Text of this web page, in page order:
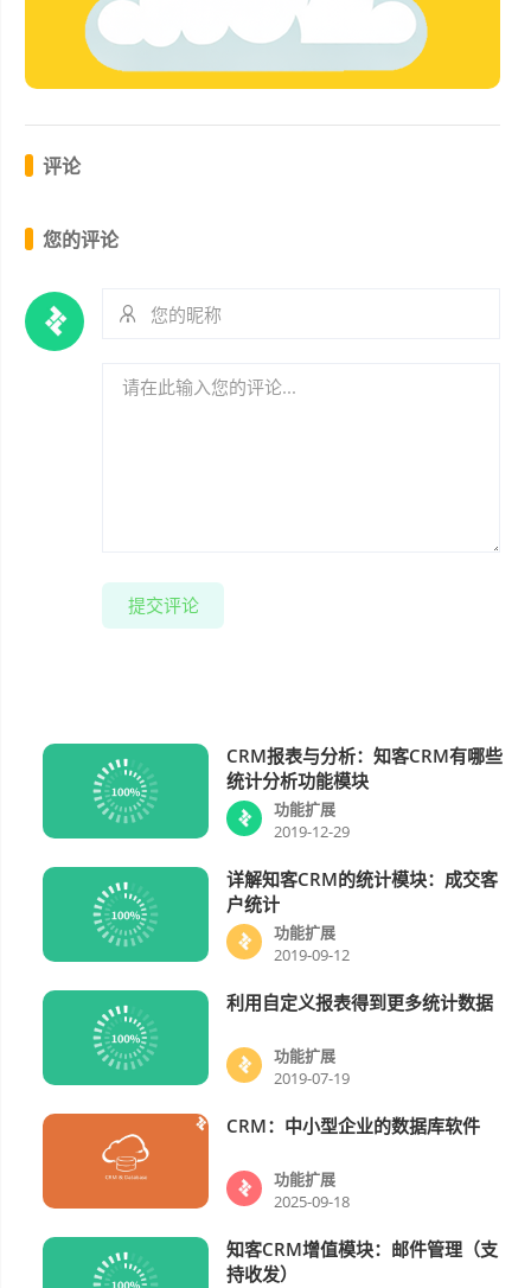
评论
您的评论
提交评论
CRM报表与分析：知客CRM有哪些
统计分析功能模块
功能扩展
2019-12-29
详解知客CRM的统计模块：成交客
户统计
功能扩展
2019-09-12
利用自定义报表得到更多统计数据
功能扩展
2019-07-19
CRM：中小型企业的数据库软件
功能扩展
2025-09-18
知客CRM增值模块：邮件管理（支
持收发）